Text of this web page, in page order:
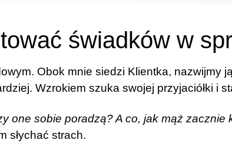
świadków w
Obok mnie siedzi Klientka, nazwijmy
Wzrokiem szuka swojej przyjaciółki i
one sobie poradzą? A co, jak mąż
słychać strach.